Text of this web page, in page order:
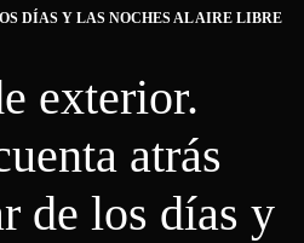
DÍAS Y LAS NOCHES AL AIRE LIBRE
exterior.
atrás
de los días y